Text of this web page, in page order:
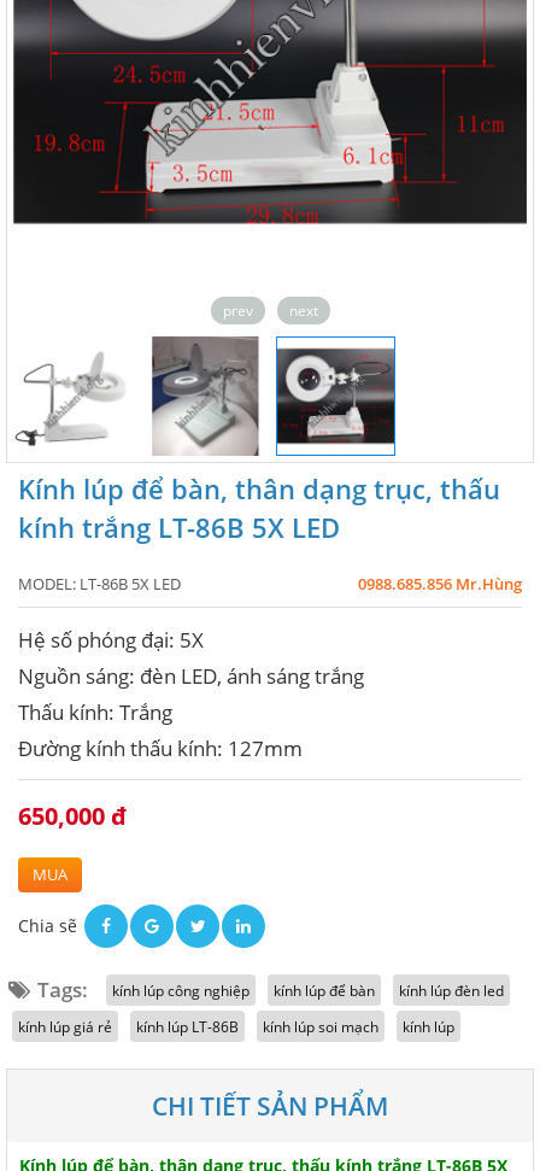
prev next
Kính lúp để bàn, thân dạng trục, thấu
kính trắng LT-86B 5X LED
MODEL: LT-86B 5X LED 0988.685.856 Mr.Hùng
Hệ số phóng đại: 5X
Nguồn sáng: đèn LED, ánh sáng trắng
Thấu kính: Trắng
Đường kính thấu kính: 127mm
650,000 đ
MUA
Chia sẽ
Tags: kính lúp công nghiệp kính lúp để bàn
kính lúp đèn led
kính lúp giá rẻ
kính lúp LT-86B kính lúp soi mạch kính lúp
CHI TIẾT SẢN PHẨM
Kính lúp để bàn, thân dạng trục, thấu kính trắng LT-86B 5X